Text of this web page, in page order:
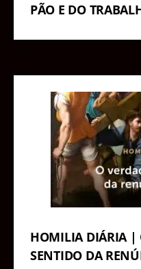
PÃO E DO
HOMILIA DIÁRIA |
SENTIDO DA